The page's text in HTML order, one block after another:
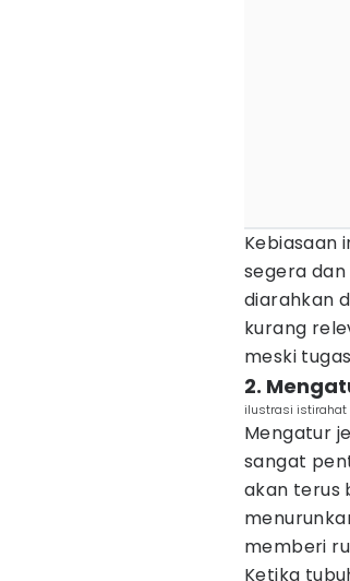
Kebiasaan
segera dan
diarahkan
kurang
meski
2.
ilustrasi istirahat
Mengatur
sangat
akan terus
memberi
Ketika